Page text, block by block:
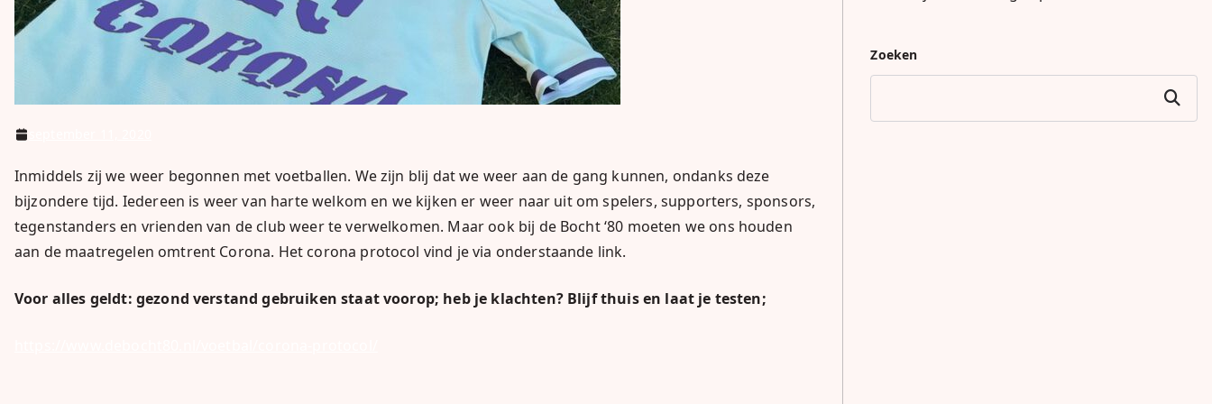
Inmiddels zij we weer begonnen met voetballen. We zijn blij dat we weer aan de gang kunnen, ondanks deze
bijzondere tijd. Iedereen is weer van harte welkom en we kijken er weer naar uit om spelers, supporters, sponsors,
tegenstanders en vrienden van de club weer te verwelkomen. Maar ook bij de Bocht ‘80 moeten we ons houden
aan de maatregelen omtrent Corona. Het corona protocol vind je via onderstaande link.
Voor alles geldt: gezond verstand gebruiken staat voorop; heb je klachten? Blijf thuis en laat je testen;
Zoeken
Zoeken